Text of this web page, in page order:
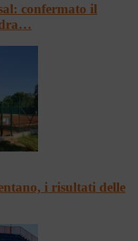
confermato il
i risultati delle